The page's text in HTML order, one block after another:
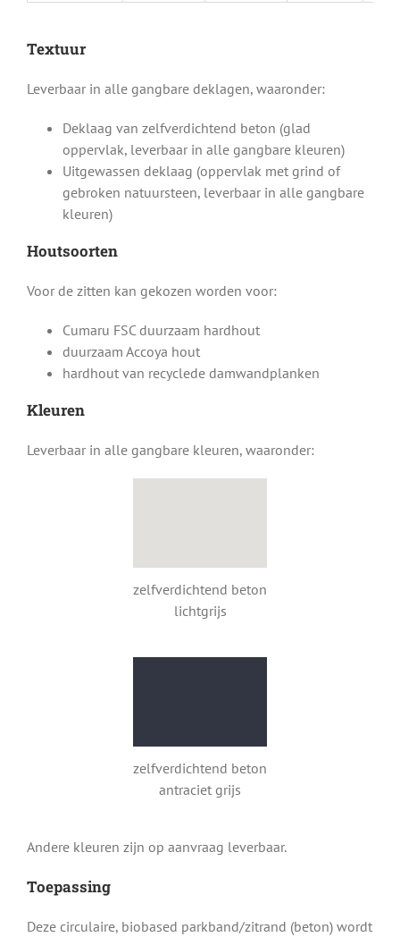
Textuur
Leverbaar in alle gangbare deklagen, waaronder:
Deklaag van zelfverdichtend beton (glad
oppervlak, leverbaar in alle gangbare kleuren)
Uitgewassen deklaag (oppervlak met grind of
gebroken natuursteen, leverbaar in alle gangbare
kleuren)
Houtsoorten
Voor de zitten kan gekozen worden voor:
Cumaru FSC duurzaam hardhout
duurzaam Accoya hout
hardhout van recyclede damwandplanken
Kleuren
Leverbaar in alle gangbare kleuren, waaronder:
zelfverdichtend beton
lichtgrijs
zelfverdichtend beton
antraciet grijs
Andere kleuren zijn op aanvraag leverbaar.
Toepassing
Deze circulaire, biobased parkband/zitrand (beton) wordt